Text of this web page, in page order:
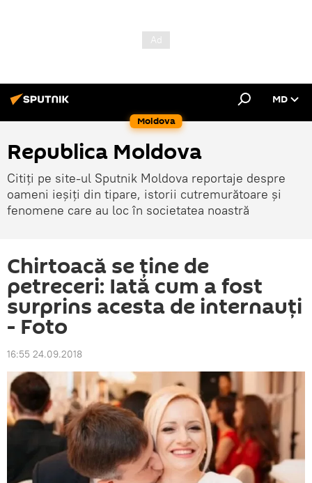
Moldova
MD
Republica Moldova
Citiți pe site-ul Sputnik Moldova reportaje despre
oameni ieșiți din tipare, istorii cutremurătoare și
fenomene care au loc în societatea noastră
Chirtoacă se ține de
petreceri: Iată cum a fost
surprins acesta de internauți
- Foto
16:55 24.09.2018